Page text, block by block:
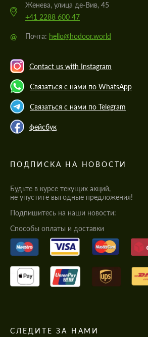
Женева, улица де-Вив, 45
+41 2288 600 47
@ Почта: hello@hodoor.world
Contact us with Instagram
Связаться с нами по WhatsApp
Связаться с нами по Telegram
фейсбук
ПОДПИСКА НА НОВОСТИ
Будьте в курсе текущих акций,
не упустите выгодные предложения!
Подпишитесь на наши новости:
Cпособы оплаты и доставки
СЛЕДИТЕ ЗА НАМИ